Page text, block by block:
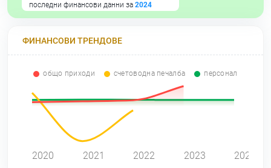
последни финансови данни за 2024
ФИНАНСОВИ ТРЕНДОВЕ
общо приходи счетоводна печалба персонал
2020 2021 2022 2023 2024